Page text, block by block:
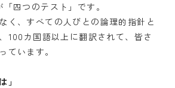
四つのテスト」です。
く、すべての人びとの論理的指針と
100カ国語以上に翻訳されて、皆さ
ています。
」